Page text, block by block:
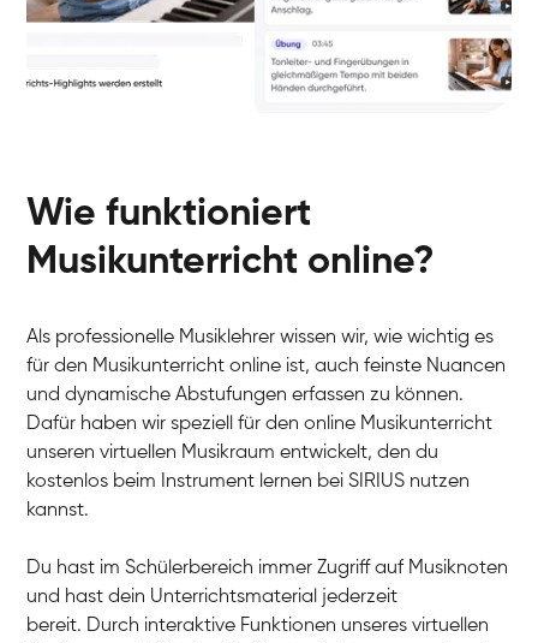
Wie funktioniert
Musikunterricht online?
Als professionelle Musiklehrer wissen wir, wie wichtig es
für den Musikunterricht online ist, auch feinste Nuancen
und dynamische Abstufungen erfassen zu können.
Dafür haben wir speziell für den online Musikunterricht
unseren virtuellen Musikraum entwickelt, den du
kostenlos beim Instrument lernen bei SIRIUS nutzen
kannst.
Du hast im Schülerbereich immer Zugriff auf Musiknoten
und hast dein Unterrichtsmaterial jederzeit
bereit. Durch interaktive Funktionen unseres virtuellen